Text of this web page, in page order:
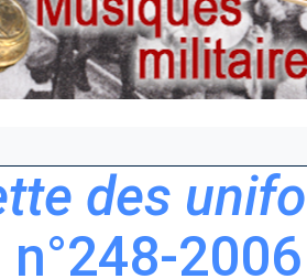
des
n°248-2006